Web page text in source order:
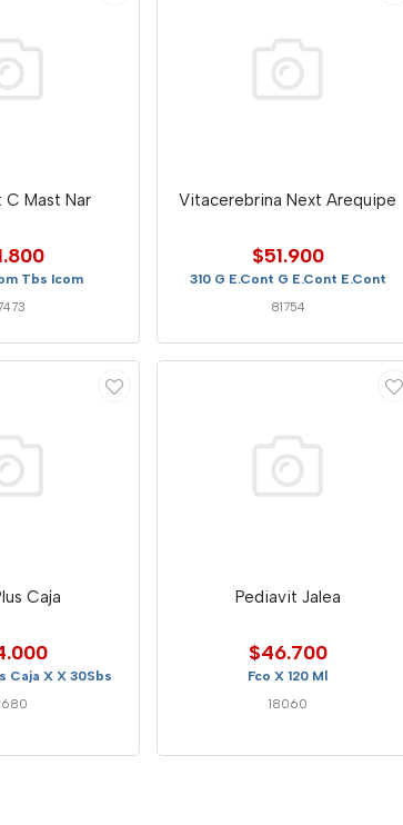
C Mast Nar
Tbs Icom
Vitacerebrina Next Arequipe
$51.900
310 G E.Cont G E.Cont E.Cont
81754
Caja
Caja X X 30Sbs
Pediavit Jalea
$46.700
Fco X 120 Ml
18060